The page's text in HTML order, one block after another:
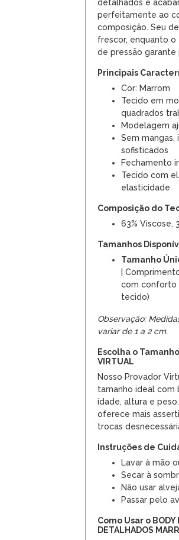
detalhados e
perfeitamente ao
composição. Seu
frescor, enquanto
de pressão garante
Principais
Cor: Marrom
Tecido em
quadrados
Modelagem
Sem mangas,
sofisticados
Fechamento
Tecido com
elasticidade
Composição do
63% Viscose,
Tamanhos
Tamanho
|
com conforto
tecido)
Observação:
variar de 1 a 2 cm.
Escolha o
VIRTUAL
Nosso Provador
tamanho ideal com
idade, altura e
oferece mais
trocas
Instruções de
Lavar à mão
Secar à
Não usar
Passar pelo
Como Usar o BODY
DETALHADOS